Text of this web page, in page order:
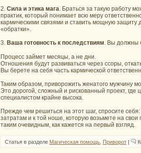
2. Сила и этика мага . Браться за такую работу
практик, который понимает всю меру
кармическими связями и ставить мощную защиту
«обратки».
3. Ваша готовность к последствиям. Вы должны
Процесс займет месяцы, а не дни.
Отношения будут развиваться через ссоры,
Вы берете на себя часть кармической
Таким образом, приворожить женатого мужчину
Это дорогой, сложный и рискованный проект,
специалистом крайне высока.
Прежде чем решиться на этот шаг, спросите
затратам и к той ноше, которую возьмете на свои
таким очевидным, как кажется на первый взгляд.
Статья в разделе Магическая помощь Приворот |